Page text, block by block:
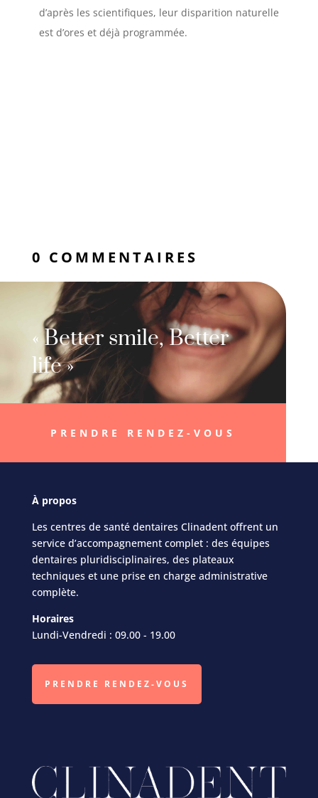
d’après les scientifiques, leur disparition naturelle
est d’ores et déjà programmée.
0 COMMENTAIRES
« Better smile, Better
life »
PRENDRE RENDEZ-VOUS
Àpropos
Les centres de santé dentaires Clinadent offrent un
service d’accompagnement complet : des équipes
dentaires pluridisciplinaires, des plateaux
techniques et une prise en charge administrative
complète.
Horaires
Lundi-Vendredi : 09.00 - 19.00
PRENDRE RENDEZ-VOUS